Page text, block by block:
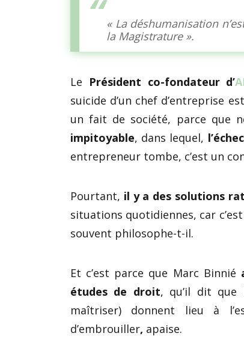
« La déshumanisation
la Magistrature ».
Le Président co-fondateur d’
suicide d’un chef d’entreprise
un fait de société, parce que
impitoyable, dans lequel,
entrepreneur tombe, c’est un
Pourtant, il y a des solutions
situations quotidiennes, car
souvent philosophe-t-il.
Et c’est parce que Marc Binnié
études de droit, qu’il dit que
maîtriser) donnent lieu à
d’embrouiller, apaise.